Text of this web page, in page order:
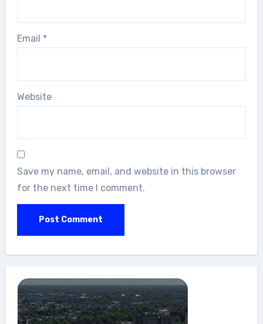
Email *
Website
Save my name, email, and website in this browser
for the next time I comment.